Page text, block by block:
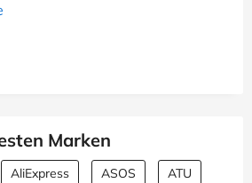
Marken
AliExpress ASOS ATU